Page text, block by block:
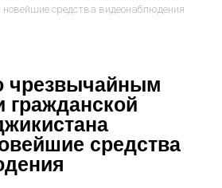
средства видеонаблюдения
чрезвычайным
гражданской
средства